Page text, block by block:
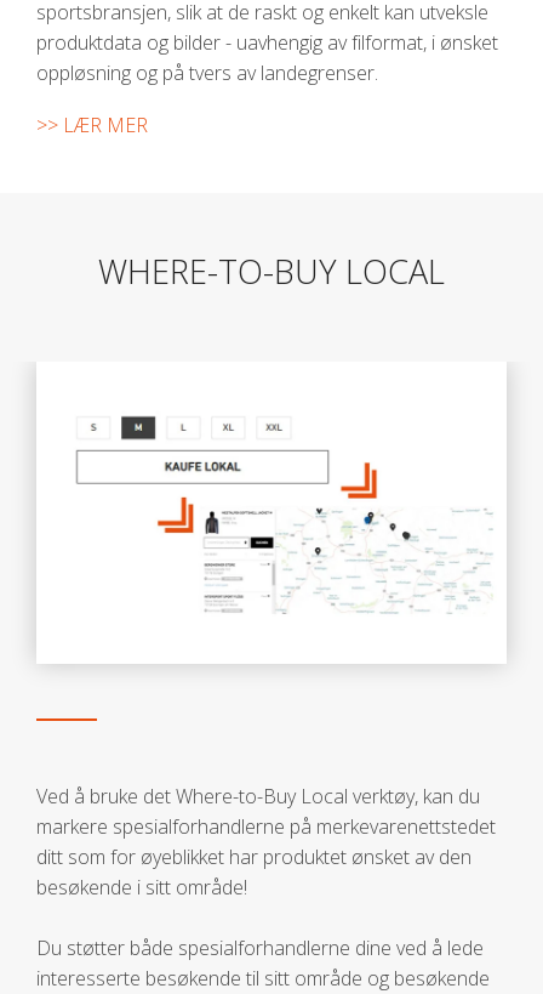
sportsbransjen, slik at de raskt og enkelt kan utveksle
produktdata og bilder - uavhengig av filformat, i ønsket
oppløsning og på tvers av landegrenser.
>> LÆR MER
WHERE-TO-BUY LOCAL
Ved å bruke det Where-to-Buy Local verktøy, kan du
markere spesialforhandlerne på merkevarenettstedet
ditt som for øyeblikket har produktet ønsket av den
besøkende i sitt område!
Du støtter både spesialforhandlerne dine ved å lede
interesserte besøkende til sitt område og besøkende